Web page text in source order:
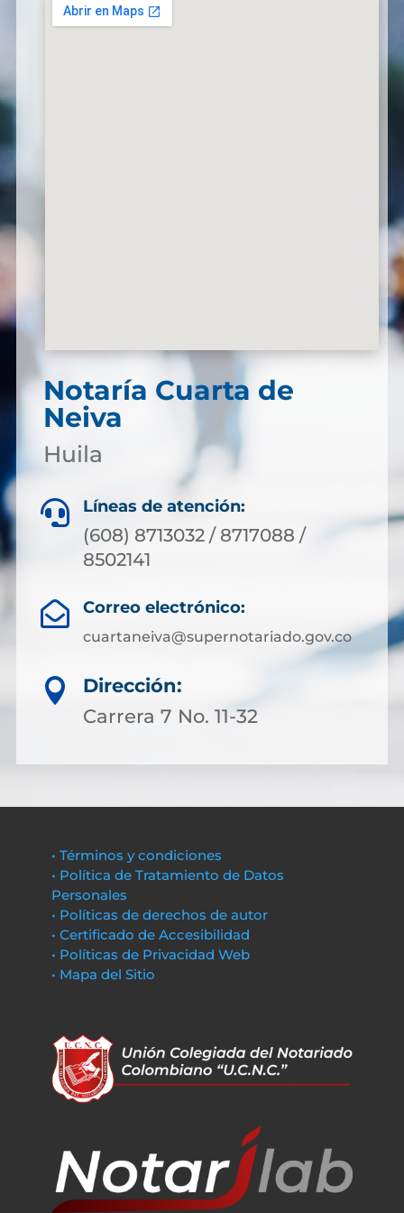
Notaría Cuarta de
Neiva
Huila
 Líneas de atención:
(608) 8713032 / 8717088 /
8502141
 Correo electrónico:
cuartaneiva@supernotariado.gov.co

Dirección:
Carrera 7 No. 11-32
• Términos y condiciones
• Política de Tratamiento de Datos
Personales
• Políticas de derechos de autor
• Certificado de Accesibilidad
• Políticas de Privacidad Web
• Mapa del Sitio